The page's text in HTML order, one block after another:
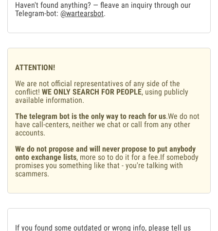
Haven't found anything? — fleave an inquiry through our
Telegram-bot: @wartearsbot.
ATTENTION!
We are not official representatives of any side of the
conflict! WE ONLY SEARCH FOR PEOPLE, using publicly
available information.
The telegram bot is the only way to reach for us.We do not
have call-centers, neither we chat or call from any other
accounts.
We do not propose and will never propose to put anybody
onto exchange lists, more so to do it for a fee.If somebody
promises you something like that - you're talking with
scammers.
If you found some outdated or wrong info, please tell us